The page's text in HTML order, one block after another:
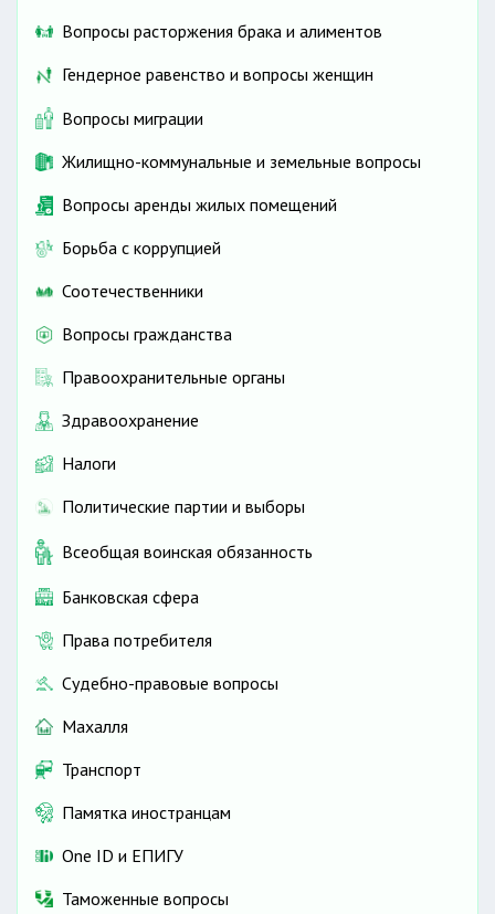
Вопросы расторжения брака и алиментов
Гендерное равенство и вопросы женщин
Вопросы миграции
Жилищно-коммунальные и земельные вопросы
Вопросы аренды жилых помещений
Борьба с коррупцией
Соотечественники
Вопросы гражданства
Правоохранительные органы
Здравоохранение
Налоги
Политические партии и выборы
Всеобщая воинская обязанность
Банковская сфера
Права потребителя
Судебно-правовые вопросы
Махалля
Транспорт
Памятка иностранцам
One ID и ЕПИГУ
Таможенные вопросы